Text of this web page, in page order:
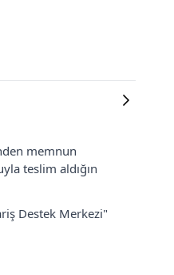
memnun
teslim aldığın
Destek Merkezi"